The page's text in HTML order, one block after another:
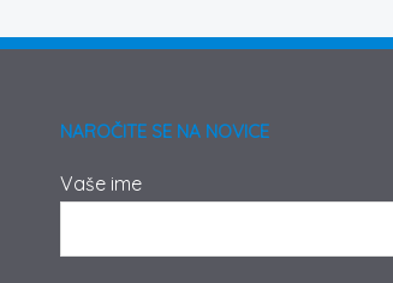
NAROČITE SE NA NOVICE
Vaše ime